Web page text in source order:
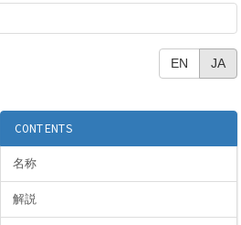
EN JA
CONTENTS
名称
解説